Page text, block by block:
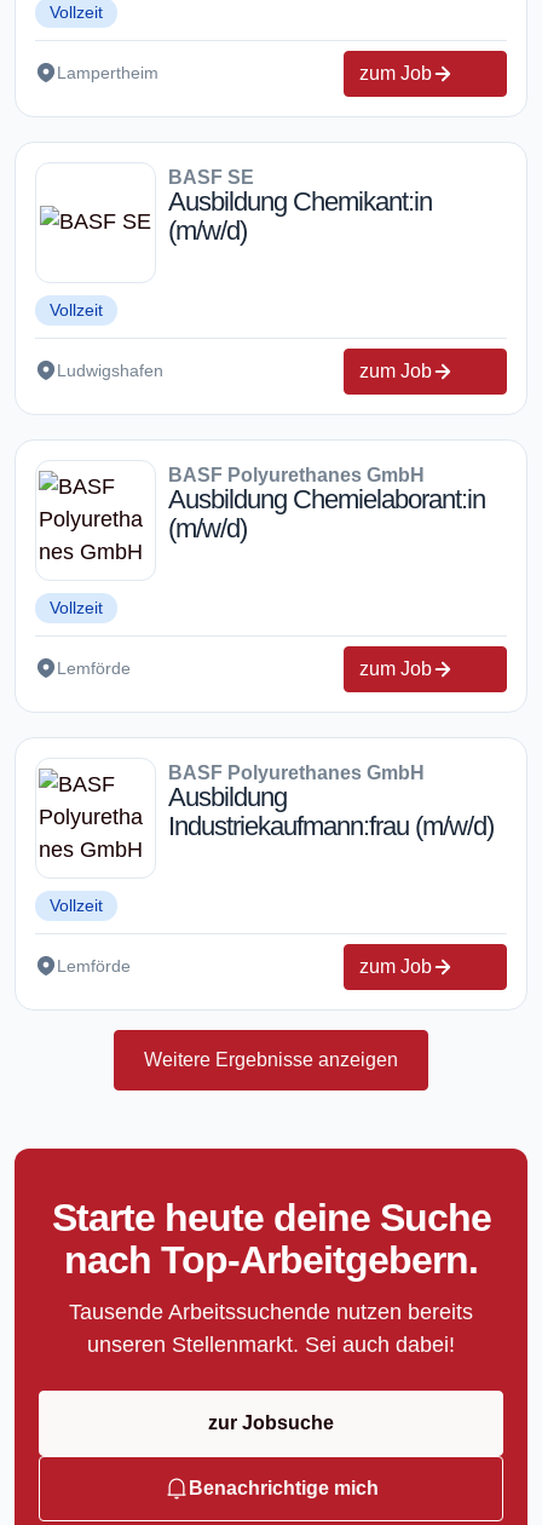
Vollzeit
Lampertheim zum Job
BASF SE
Ausbildung Chemikant:in
(m/w/d)
Vollzeit
Ludwigshafen zum Job
BASF Polyurethanes GmbH
Ausbildung Chemielaborant:in
(m/w/d)
Vollzeit
Lemförde zum Job
BASF Polyurethanes GmbH
Ausbildung
Industriekaufmann:frau (m/w/d)
Vollzeit
Lemförde zum Job
Weitere Ergebnisse anzeigen
Starte heute deine Suche
nach Top-Arbeitgebern.
Tausende Arbeitssuchende nutzen bereits
unseren Stellenmarkt. Sei auch dabei!
zur Jobsuche
Benachrichtige mich